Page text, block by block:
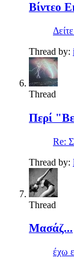
Βίντεο
Thread by:
Thread
Περί
Re:
Thread by:
Thread
Μασάζ...
έχω